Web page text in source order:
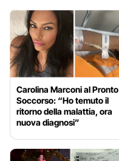
Carolina Marconi al Pronto
Soccorso: “Ho temuto il
ritorno della malattia, ora
nuova diagnosi”